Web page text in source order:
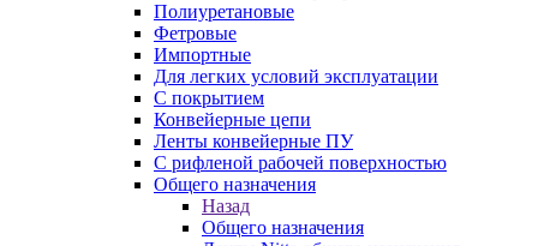
Полиуретановые
Фетровые
Импортные
Для легких условий эксплуатации
С покрытием
Конвейерные цепи
Ленты конвейерные ПУ
С рифленой рабочей поверхностью
Общего назначения
Назад
Общего назначения